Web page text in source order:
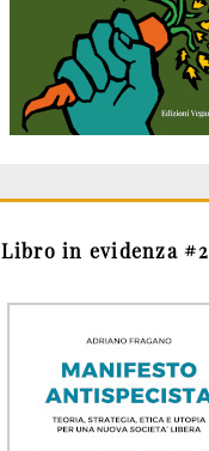
Libro in evidenza #2